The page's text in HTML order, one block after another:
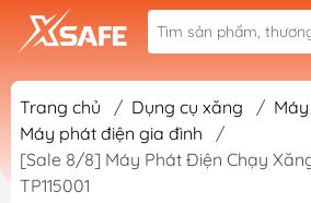
Trang chủ / Dụng cụ xăng /
Máy phát điện gia đình
/
[Sale 8/8] Máy Phát Điện Chạy
TP115001